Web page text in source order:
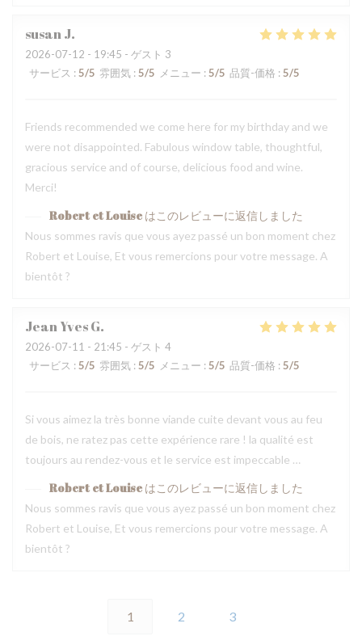
susanJ
2026-07-12 - 19:45 - ゲスト 3
サービス : 5/5 雰囲気 : 5/5 メニュー : 5/5 品質-価格 : 5/5
Friends recommended we come here for my birthday and we
were not disappointed. Fabulous window table, thoughtful,
gracious service and of course, delicious food and wine.
Merci!
Robert et Louise はこのレビューに返信しました
Nous sommes ravis que vous ayez passé un bon moment chez
Robert et Louise, Et vous remercions pour votre message. A
bientôt ?
Jean YvesG
2026-07-11 - 21:45 - ゲスト 4
サービス : 5/5 雰囲気 : 5/5 メニュー : 5/5 品質-価格 : 5/5
Si vous aimez la très bonne viande cuite devant vous au feu
de bois, ne ratez pas cette expérience rare ! la qualité est
toujours au rendez-vous et le service est impeccable …
Robert et Louise はこのレビューに返信しました
Nous sommes ravis que vous ayez passé un bon moment chez
Robert et Louise, Et vous remercions pour votre message. A
bientôt ?
1 2 3